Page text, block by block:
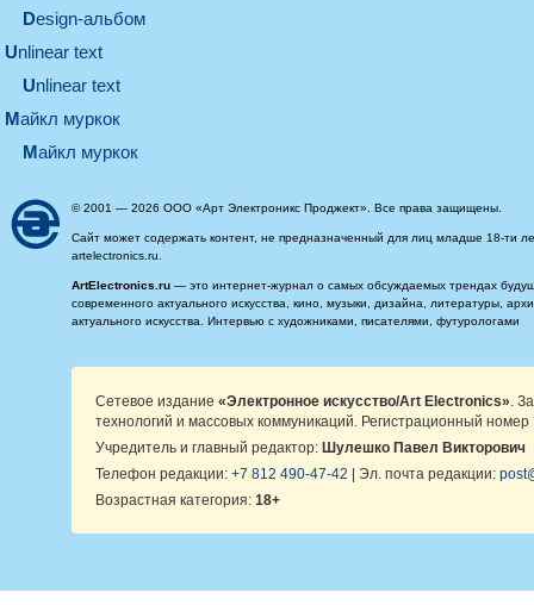
design-альбом
unlinear text
Unlinear text
майкл муркок
майкл муркок
© 2001 — 2026 ООО «Арт Электроникс Проджект». Все права защищены.
Сайт может содержать контент, не предназначенный для лиц младше 18-ти
artelectronics.ru.
ArtElectronics.ru — это интернет-журнал о самых обсуждаемых трендах
современного актуального искусства, кино, музыки, дизайна, литературы,
актуального искусства. Интервью с художниками, писателями, футурологами
Сетевое издание «Электронное искусство/Art Electronics» .
технологий и массовых коммуникаций. Регистрационный
Учредитель и главный редактор: Шулешко Павел Викторович
Телефон редакции: +7 812 490-47-42 | Эл. почта редакции:
Возрастная категория: 18+